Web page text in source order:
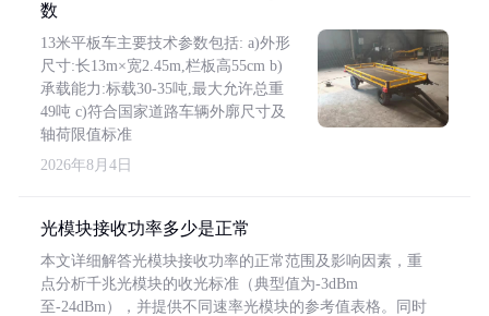
数
13米平板车主要技术参数包括: a)外形
尺寸:长13m×宽2.45m,栏板高55cm b)
承载能力:标载30-35吨,最大允许总重
49吨 c)符合国家道路车辆外廓尺寸及
轴荷限值标准
2026年8月4日
光模块接收功率多少是正常
本文详细解答光模块接收功率的正常范围及影响因素，重
点分析千兆光模块的收光标准（典型值为-3dBm
至-24dBm），并提供不同速率光模块的参考值表格。同时